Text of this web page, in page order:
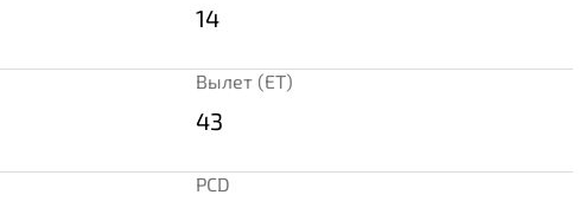
14
Вылет (ET)
43
PCD